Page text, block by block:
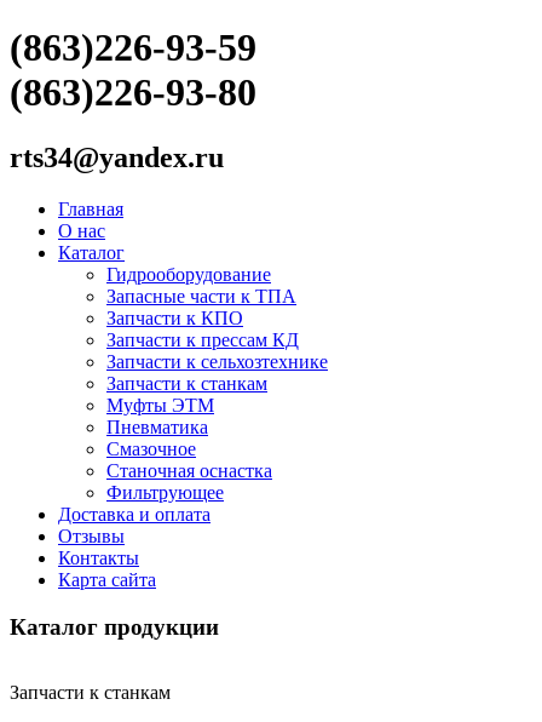
(863)226-93-59
(863)226-93-80
rts34@yandex.ru
Главная
О нас
Каталог
Гидрооборудование
Запасные части к ТПА
Запчасти к КПО
Запчасти к прессам КД
Запчасти к сельхозтехнике
Запчасти к станкам
Муфты ЭТМ
Пневматика
Смазочное
Станочная оснастка
Фильтрующее
Доставка и оплата
Отзывы
Контакты
Карта сайта
Каталог продукции
Запчасти к станкам